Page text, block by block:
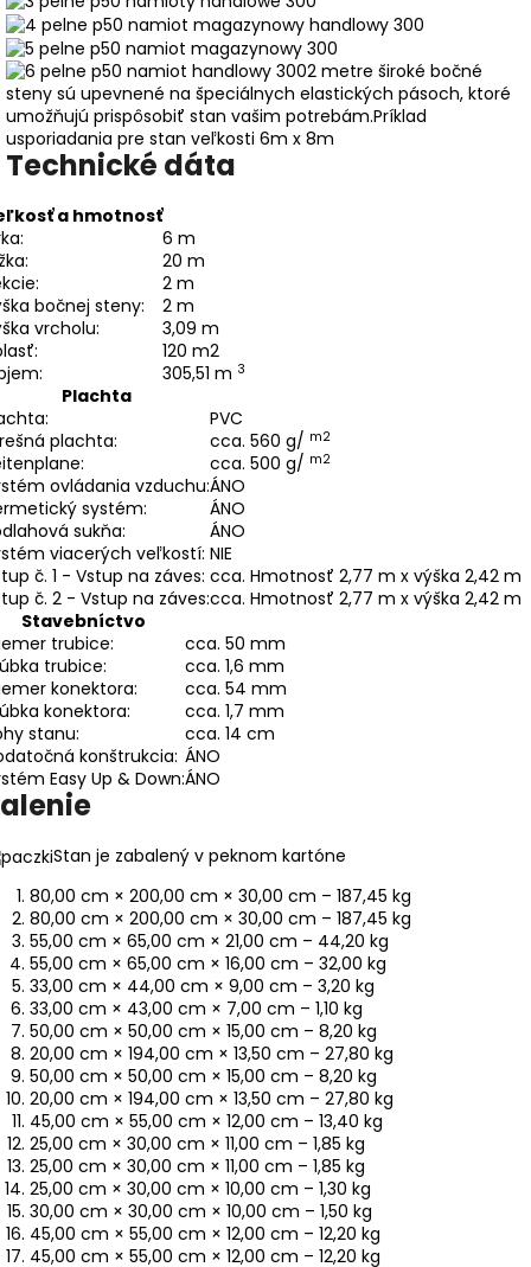
2 metre široké bočné
steny sú upevnené na špeciálnych elastických pásoch, ktoré
umožňujú prispôsobiť stan vašim potrebám.Príklad
usporiadania pre stan veľkosti 6m x 8m
Technické dáta
a hmotnosť
6 m
20 m
2 m
bočnej steny:
2 m
vrcholu:
3,09 m
120 m2
305,51 m 3
Plachta
PVC
plachta:
cca. 560 g/ m2
cca. 500 g/ m2
ovládania vzduchu:ÁNO
systém:
ÁNO
sukňa:
ÁNO
viacerých veľkostí: NIE
č. 1 - Vstup na záves: cca. Hmotnosť 2,77 m x výška 2,42 m
č. 2 - Vstup na záves:cca. Hmotnosť 2,77 m x výška 2,42 m
Stavebníctvo
trubice:
cca. 50 mm
trubice:
cca. 1,6 mm
konektora:
cca. 54 mm
konektora:
cca. 1,7 mm
stanu:
cca. 14 cm
konštrukcia: ÁNO
Easy Up & Down:ÁNO
Stan je zabalený v peknom kartóne
80,00 cm × 200,00 cm × 30,00 cm – 187,45 kg
80,00 cm × 200,00 cm × 30,00 cm – 187,45 kg
55,00 cm × 65,00 cm × 21,00 cm – 44,20 kg
55,00 cm × 65,00 cm × 16,00 cm – 32,00 kg
33,00 cm × 44,00 cm × 9,00 cm – 3,20 kg
33,00 cm × 43,00 cm × 7,00 cm – 1,10 kg
50,00 cm × 50,00 cm × 15,00 cm – 8,20 kg
20,00 cm × 194,00 cm × 13,50 cm – 27,80 kg
50,00 cm × 50,00 cm × 15,00 cm – 8,20 kg
20,00 cm × 194,00 cm × 13,50 cm – 27,80 kg
45,00 cm × 55,00 cm × 12,00 cm – 13,40 kg
25,00 cm × 30,00 cm × 11,00 cm – 1,85 kg
25,00 cm × 30,00 cm × 11,00 cm – 1,85 kg
25,00 cm × 30,00 cm × 10,00 cm – 1,30 kg
30,00 cm × 30,00 cm × 10,00 cm – 1,50 kg
45,00 cm × 55,00 cm × 12,00 cm – 12,20 kg
45,00 cm × 55,00 cm × 12,00 cm – 12,20 kg